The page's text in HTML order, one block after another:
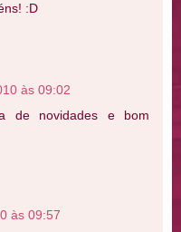
:D
às 09:02
de novidades e bom
às 09:57